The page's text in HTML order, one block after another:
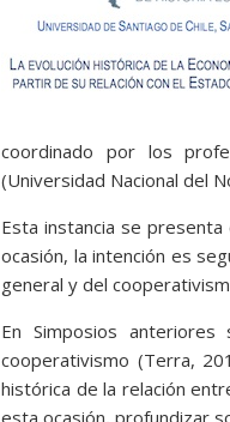
coordinado por los
(Universidad Nacional del
Esta instancia se
ocasión, la intención es
general y del
En Simposios
cooperativismo (Terra,
histórica de la relación
esta ocasión, profundizar